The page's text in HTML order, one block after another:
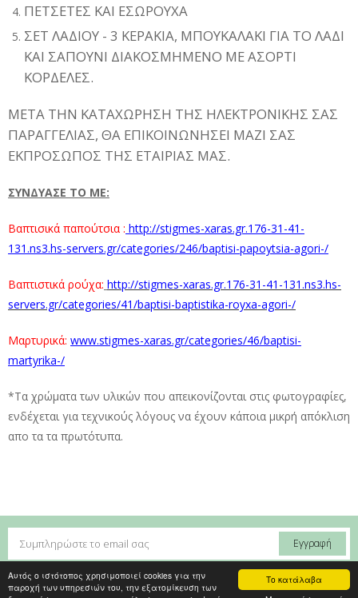
Το κατάλαβα
Αυτός ο ιστότοπος χρησιμοποιεί cookies για την
παροχή των υπηρεσιών του, την εξατομίκευση των
ΠΕΤΣΕΤΕΣ ΚΑΙ ΕΣΩΡΟΥΧΑ
ΣΕΤ ΛΑΔΙΟΥ - 3 ΚΕΡΑΚΙΑ, ΜΠΟΥΚΑΛΑΚΙ ΓΙΑ ΤΟ ΛΑΔΙ
ΚΑΙ ΣΑΠΟΥΝΙ ΔΙΑΚΟΣΜΗΜΕΝΟ ΜΕ ΑΣΟΡΤΙ
ΚΟΡΔΕΛΕΣ.
ΜΕΤΑ ΤΗΝ ΚΑΤΑΧΩΡΗΣΗ ΤΗΣ ΗΛΕΚΤΡΟΝΙΚΗΣ ΣΑΣ
ΠΑΡΑΓΓΕΛΙΑΣ, ΘΑ ΕΠΙΚΟΙΝΩΝΗΣΕΙ ΜΑΖΙ ΣΑΣ
ΕΚΠΡΟΣΩΠΟΣ ΤΗΣ ΕΤΑΙΡΙΑΣ ΜΑΣ.
ΣΥΝΔΥΑΣΕ ΤΟ ΜΕ:
Βαπτισικά παπούτσια : http://stigmes-xaras.gr.176-31-41-
131.ns3.hs-servers.gr/categories/246/baptisi-papoytsia-agori-/
Βαπτιστικά ρούχα: http://stigmes-xaras.gr.176-31-41-131.ns3.hs-
servers.gr/categories/41/baptisi-baptistika-royxa-agori-/
Μαρτυρικά: www.stigmes-xaras.gr/categories/46/baptisi-
martyrika-/
*Τα χρώματα των υλικών που απεικονίζονται στις φωτογραφίες,
ενδέχεται για τεχνικούς λόγους να έχουν κάποια μικρή απόκλιση
απο τα τα πρωτότυπα.
© 2019 stigmes-xaras - All right reserved